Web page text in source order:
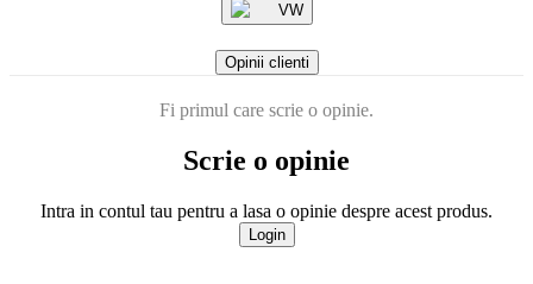
VW
Opinii clienti
Fi primul care scrie o opinie.
Scrie o opinie
Intra in contul tau pentru a lasa o opinie despre acest produs.
Login